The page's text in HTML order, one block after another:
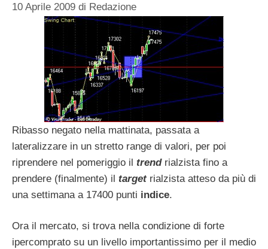
10 Aprile 2009 di Redazione
Ribasso negato nella mattinata, passata a
lateralizzare in un stretto range di valori, per poi
riprendere nel pomeriggio il trend rialzista fino a
prendere (finalmente) il targetrialzista atteso da più di
una settimana a 17400 punti indice.
Ora il mercato, si trova nella condizione di forte
ipercomprato su un livello importantissimo per il medio